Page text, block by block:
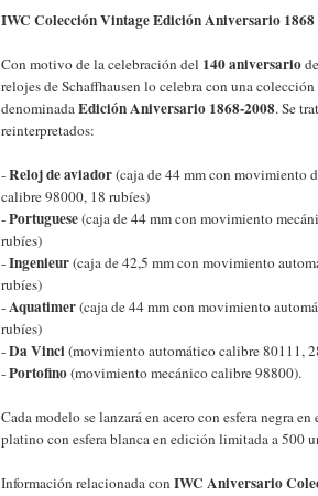
IWC Colección Vintage Edición Aniversario 1868
Con motivo de la celebración del 140 aniversario
relojes de Schaffhausen lo celebra con una
denominadaEdición Aniversario 1868-2008. Se
reinterpretados:
-Reloj de aviador(caja de 44 mm con movimiento
calibre 98000, 18 rubíes)
-Portuguese(caja de 44 mm con movimiento
rubíes)
-Ingenieur(caja de 42,5 mm con movimiento
rubíes)
-Aquatimer(caja de 44 mm con movimiento
rubíes)
-Da Vinci(movimiento automático calibre 80111,
-Portofino(movimiento mecánico calibre 98800).
Cada modelo se lanzará en acero con esfera negra
platino con esfera blanca en edición limitada a 500
Información relacionada con IWC Aniversario